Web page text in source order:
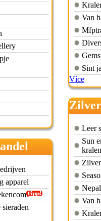
apparel
Van
Sint
Více
Leer
Sun
Van